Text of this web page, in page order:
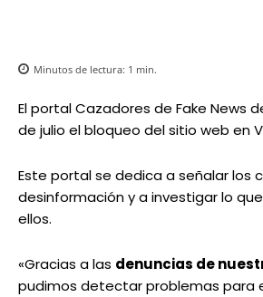
Minutos de lectura: 1 min.
El portal Cazadores de Fake News
de julio el bloqueo del sitio web en
Este portal se dedica a señalar los
desinformación y a investigar lo
ellos.
«Gracias a las denuncias de
pudimos detectar problemas para